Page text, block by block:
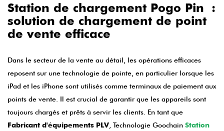
Station de chargement Pogo Pin :
solution de chargement de point
de vente efficace
Dans le secteur de la vente au détail, les opérations efficaces
reposent sur une technologie de pointe, en particulier lorsque les
iPad et les iPhone sont utilisés comme terminaux de paiement aux
points de vente. Il est crucial de garantir que les appareils sont
toujours chargés et prêts à servir les clients. En tant que
Fabricant d'équipements PLV, Technologie Goochain Station